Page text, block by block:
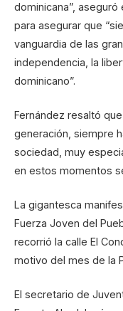
dominicana”, aseguró
para asegurar que
vanguardia de las
independencia, la
dominicano”.
Fernández resaltó
generación, siempre
sociedad, muy
en estos momentos
La gigantesca
Fuerza Joven del
recorrió la calle El
motivo del mes de la
El secretario de